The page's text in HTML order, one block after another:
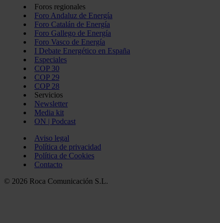
Foros regionales
Foro Andaluz de Energía
Foro Catalán de Energía
Foro Gallego de Energía
Foro Vasco de Energía
I Debate Energético en España
Especiales
COP 30
COP 29
COP 28
Servicios
Newsletter
Media kit
ON | Podcast
Aviso legal
Política de privacidad
Política de Cookies
Contacto
© 2026 Roca Comunicación S.L.